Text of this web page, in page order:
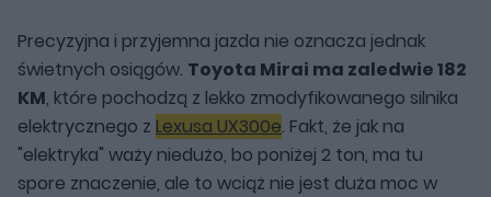
Precyzyjna i przyjemna jazda nie oznacza jednak
świetnych osiągów. Toyota Mirai ma zaledwie 182
KM, które pochodzą z lekko zmodyfikowanego silnika
elektrycznego z Lexusa UX300e. Fakt, że jak na
"elektryka" waży niedużo, bo poniżej 2 ton, ma tu
spore znaczenie, ale to wciąż nie jest duża moc w